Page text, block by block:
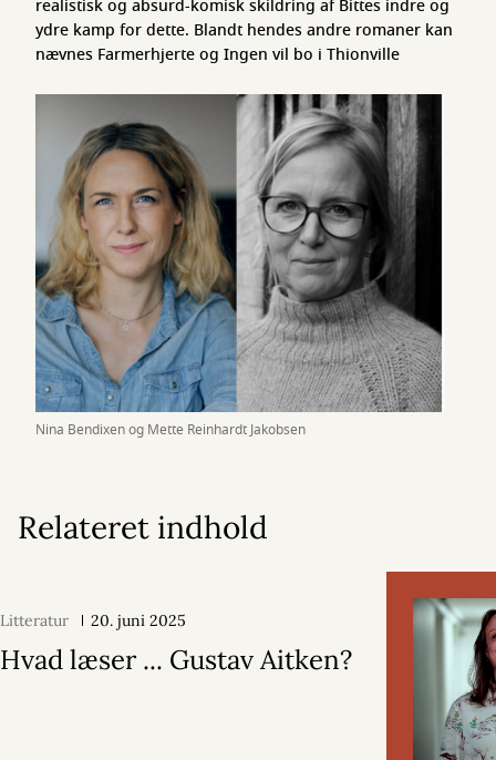
Nina Bendixen og Mette Reinhardt Jakobsen
realistisk og absurd-komisk skildring af Bittes indre og
ydre kamp for dette. Blandt hendes andre romaner kan
nævnes Farmerhjerte og Ingen vil bo i Thionville
Relateret indhold
Litteratur 20. juni 2025
Hvad læser ... Gustav Aitken?